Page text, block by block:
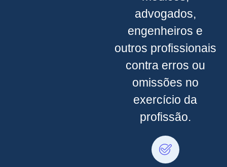
advogados,
engenheiros e
outros profissionais
contra erros ou
omissões no
exercício da
profissão.